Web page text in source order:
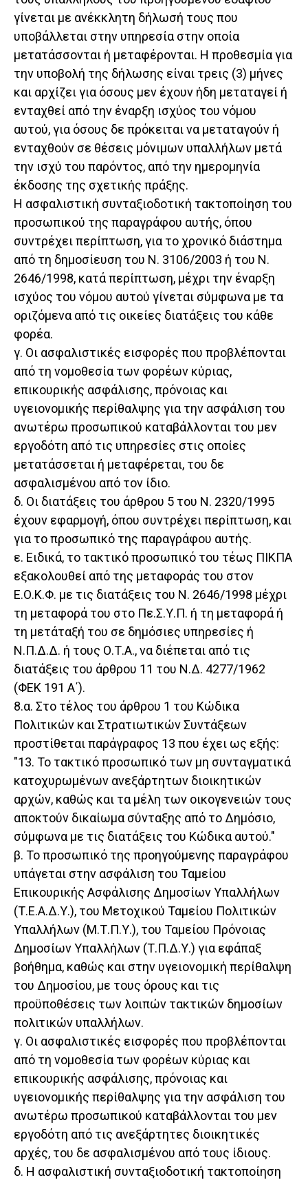
γίνεται με ανέκκλητη δήλωσή τους που
υποβάλλεται στην υπηρεσία στην οποία
μετατάσσονται ή μεταφέρονται. Η προθεσμία για
την υποβολή της δήλωσης είναι τρεις (3) μήνες
και αρχίζει για όσους μεν έχουν ήδη μεταταγεί ή
ενταχθεί από την έναρξη ισχύος του νόμου
αυτού, για όσους δε πρόκειται να μεταταγούν ή
ενταχθούν σε θέσεις μόνιμων υπαλλήλων μετά
την ισχύ του παρόντος, από την ημερομηνία
έκδοσης της σχετικής πράξης.
Η ασφαλιστική συνταξιοδοτική τακτοποίηση του
προσωπικού της παραγράφου αυτής, όπου
συντρέχει περίπτωση, για το χρονικό διάστημα
από τη δημοσίευση του Ν. 3106/2003 ή του Ν.
2646/1998, κατά περίπτωση, μέχρι την έναρξη
ισχύος του νόμου αυτού γίνεται σύμφωνα με τα
οριζόμενα από τις οικείες διατάξεις του κάθε
φορέα.
γ. Οι ασφαλιστικές εισφορές που προβλέπονται
από τη νομοθεσία των φορέων κύριας,
επικουρικής ασφάλισης, πρόνοιας και
υγειονομικής περίθαλψης για την ασφάλιση του
ανωτέρω προσωπικού καταβάλλονται του μεν
εργοδότη από τις υπηρεσίες στις οποίες
μετατάσσεται ή μεταφέρεται, του δε
ασφαλισμένου από τον ίδιο.
δ. Οι διατάξεις του άρθρου 5 του Ν. 2320/1995
έχουν εφαρμογή, όπου συντρέχει περίπτωση, και
για το προσωπικό της παραγράφου αυτής.
ε. Ειδικά, το τακτικό προσωπικό του τέως ΠΙΚΠΑ
εξακολουθεί από της μεταφοράς του στον
Ε.Ο.Κ.Φ. με τις διατάξεις του Ν. 2646/1998 μέχρι
τη μεταφορά του στο Πε.Σ.Υ.Π. ή τη μεταφορά ή
τη μετάταξή του σε δημόσιες υπηρεσίες ή
Ν.Π.Δ.Δ. ή τους Ο.Τ.Α., να διέπεται από τις
διατάξεις του άρθρου 11 του Ν.Δ. 4277/1962
(ΦΕΚ 191 Α΄).
8.α. Στο τέλος του άρθρου 1 του Κώδικα
Πολιτικών και Στρατιωτικών Συντάξεων
προστίθεται παράγραφος 13 που έχει ως εξής:
"13. Το τακτικό προσωπικό των μη συνταγματικά
κατοχυρωμένων ανεξάρτητων διοικητικών
αρχών, καθώς και τα μέλη των οικογενειών τους
αποκτούν δικαίωμα σύνταξης από το Δημόσιο,
σύμφωνα με τις διατάξεις του Κώδικα αυτού."
β. Το προσωπικό της προηγούμενης παραγράφου
υπάγεται στην ασφάλιση του Ταμείου
Επικουρικής Ασφάλισης Δημοσίων Υπαλλήλων
(Τ.Ε.Α.Δ.Υ.), του Μετοχικού Ταμείου Πολιτικών
Υπαλλήλων (Μ.Τ.Π.Υ.), του Ταμείου Πρόνοιας
Δημοσίων Υπαλλήλων (Τ.Π.Δ.Υ.) για εφάπαξ
βοήθημα, καθώς και στην υγειονομική περίθαλψη
του Δημοσίου, με τους όρους και τις
προϋποθέσεις των λοιπών τακτικών δημοσίων
πολιτικών υπαλλήλων.
γ. Οι ασφαλιστικές εισφορές που προβλέπονται
από τη νομοθεσία των φορέων κύριας και
επικουρικής ασφάλισης, πρόνοιας και
υγειονομικής περίθαλψης για την ασφάλιση του
ανωτέρω προσωπικού καταβάλλονται του μεν
εργοδότη από τις ανεξάρτητες διοικητικές
αρχές, του δε ασφαλισμένου από τους ίδιους.
δ. Η ασφαλιστική συνταξιοδοτική τακτοποίηση